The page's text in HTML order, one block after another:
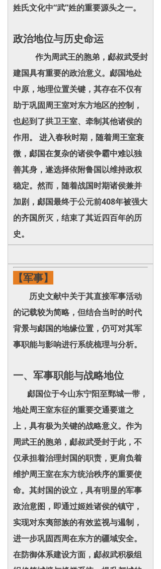
姓氏文化中“武”姓的重要源头之一。
政治地位与历史命运
作为周武王的胞弟，郕叔武受封
建国具有重要的政治意义。郕国地处
中原，地理位置关键，其存在不仅有
助于巩固周王室对东方地区的控制，
也起到了拱卫王室、牵制其他诸侯的
作用。 进入春秋时期，随着周王室衰
微，郕国在复杂的诸侯争霸中难以独
善其身，遂选择依附鲁国以维持政权
稳定。然而，随着战国时期诸侯兼并
加剧，郕国最终于公元前408年被强大
的齐国所灭，结束了其近四百年的历
史。
【军事】
历史文献中关于其直接军事活动
的记载较为简略，但结合当时的时代
背景与郕国的地缘位置，仍可对其军
事职能与影响进行系统梳理与分析。
一、军事职能与战略地位
郕国位于今山东宁阳至鄄城一带，
地处周王室东征的重要交通要道之
上，具有极为关键的战略意义。作为
周武王的胞弟，郕叔武受封于此，不
仅承担着治理封国的职责，更肩负着
维护周王室在东方统治秩序的重要使
命。其封国的设立，具有明显的军事
政治意图，即通过姬姓诸侯的镇守，
实现对东夷部族的有效监视与遏制，
进一步巩固西周在东方的疆域安全。
在防御体系建设方面，郕叔武积极组